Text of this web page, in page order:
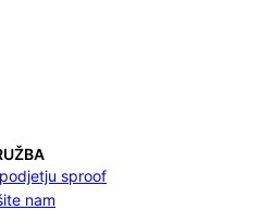
sproof
nam